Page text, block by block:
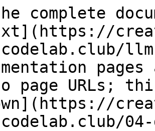
complete
page URLs;